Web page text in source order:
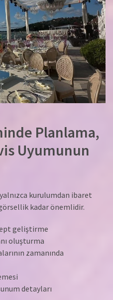
Planlama,
Uyumunun
kurulumdan ibaret
kadar önemlidir.
geliştirme
oluşturma
zamanında
detayları